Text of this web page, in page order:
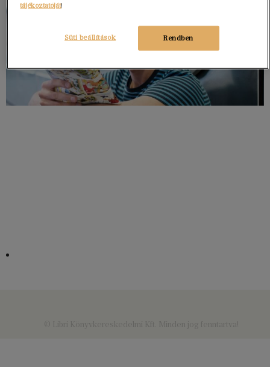
tájékoztatóját!
Rendben
Süti beállítások